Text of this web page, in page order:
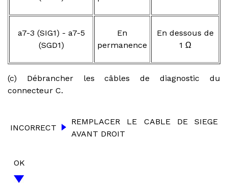
a7-3 (SIG1) - a7-5
(SGD1)
En
permanence
En dessous de
1 Ω
(c) Débrancher les câbles de diagnostic du
connecteur C.
INCORRECT
REMPLACER LE CABLE DE SIEGE
AVANT DROIT
OK